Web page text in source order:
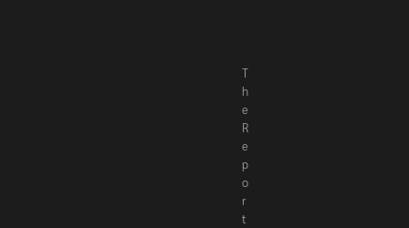
T
h
e
R
e
p
o
r
t